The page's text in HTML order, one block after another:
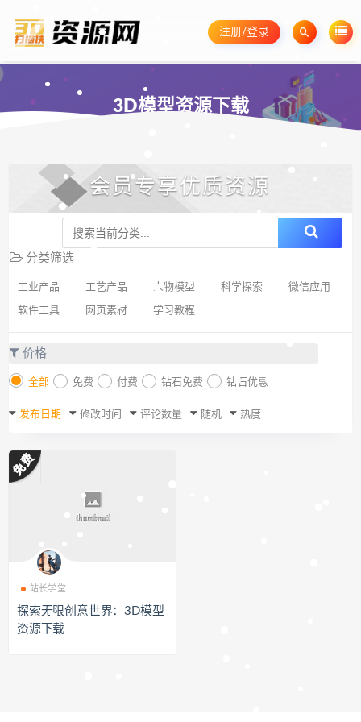
注册/登录
3D模型资源下载
会员专享优质资源
分类筛选
工业产品 工艺产品 人物模型 科学探索 微信应用
软件工具 网页素材 学习教程
价格
全部 免费 付费 钻石免费 钻石优惠
发布日期 修改时间 评论数量 随机 热度
站长学堂
探索无限创意世界：3D模型
资源下载